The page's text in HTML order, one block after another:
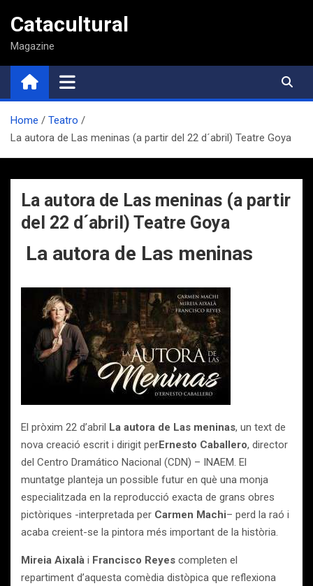
contenido
Catacultural
Magazine
Home
Teatro
La autora de Las meninas (a partir del 22 d´abril) Teatre Goya
La autora de Las meninas (a partir
del 22 d´abril) Teatre Goya
La autora de Las meninas
El pròxim 22 d’abril La autora de Las meninas, un text de
nova creació escrit i dirigit perErnesto Caballero, director
del Centro Dramático Nacional (CDN) – INAEM. El
muntatge planteja un possible futur en què una monja
especialitzada en la reproducció exacta de grans obres
pictòriques -interpretada per Carmen Machi– perd la raó i
acaba creient-se la pintora més important de la història.
Mireia Aixalà i Francisco Reyes completen el
repartiment d’aquesta comèdia distòpica que reflexiona